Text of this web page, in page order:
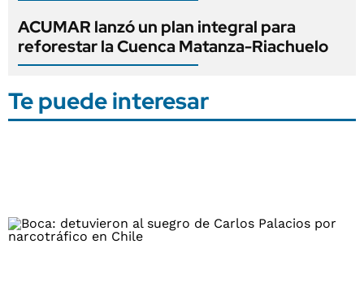
ACUMAR lanzó un plan integral para
reforestar la Cuenca Matanza-Riachuelo
Te puede interesar